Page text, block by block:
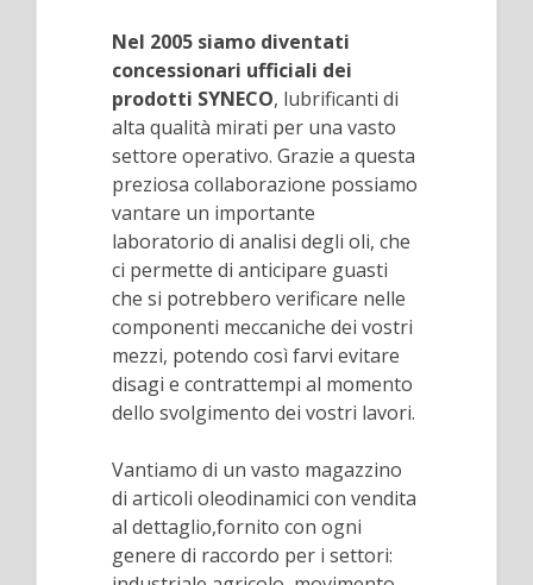
Nel 2005 siamo diventati
concessionari ufficiali dei
prodotti SYNECO, lubrificanti di
alta qualità mirati per una vasto
settore operativo. Grazie a questa
preziosa collaborazione possiamo
vantare un importante
laboratorio di analisi degli oli, che
ci permette di anticipare guasti
che si potrebbero verificare nelle
componenti meccaniche dei vostri
mezzi, potendo così farvi evitare
disagi e contrattempi al momento
dello svolgimento dei vostri lavori.
Vantiamo di un vasto magazzino
di articoli oleodinamici con vendita
al dettaglio,fornito con ogni
genere di raccordo per i settori: